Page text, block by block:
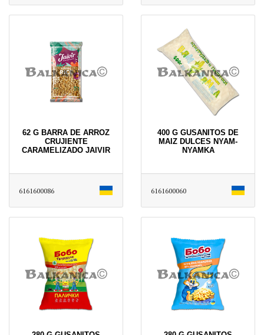
62 G BARRA DE ARROZ
CRUJIENTE
CARAMELIZADO JAIVIR
6161600086
400 G GUSANITOS DE
MAIZ DULCES NYAM-
NYAMKA
6161600060